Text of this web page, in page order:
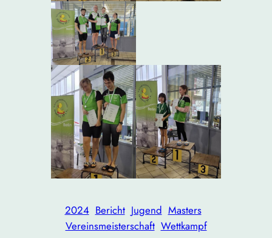
2024 Bericht Jugend Masters
Vereinsmeisterschaft Wettkampf